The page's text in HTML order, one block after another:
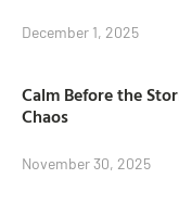
December 1, 2025
Calm Before the
Chaos
November 30, 2025